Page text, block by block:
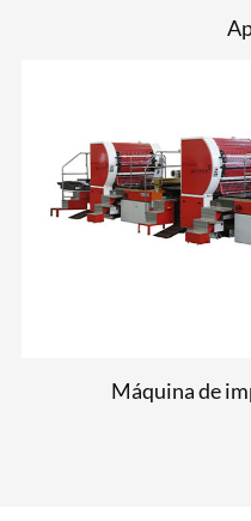
Máquina de